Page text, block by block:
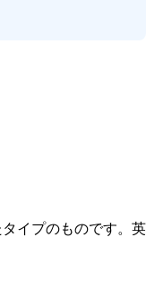
イプのものです。英